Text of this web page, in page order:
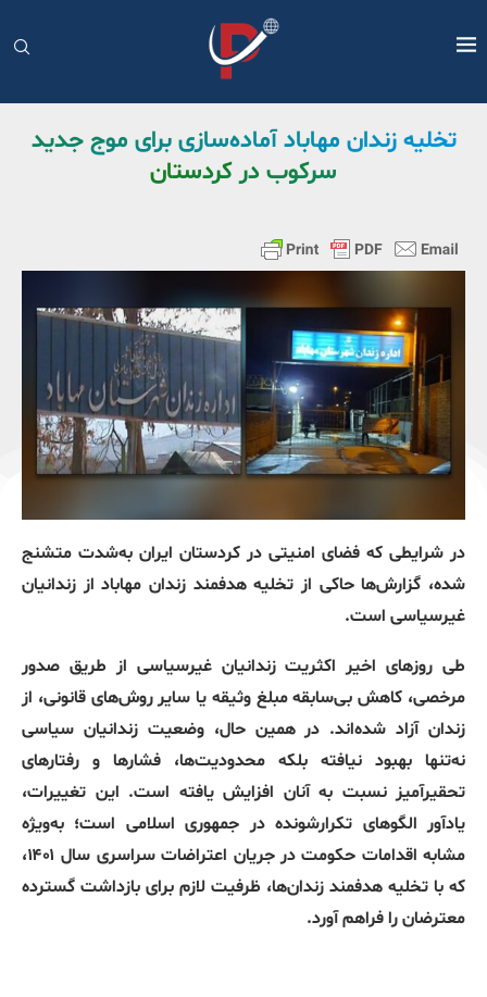
تخلیه زندان مهاباد آماده‌سازی برای موج جدید
سرکوب در کردستان
در شرایطی که فضای امنیتی در کردستان ایران به‌شدت متشنج
شده، گزارش‌ها حاکی از تخلیه هدفمند زندان مهاباد از زندانیان
غیرسیاسی است.
طی روزهای اخیر اکثریت زندانیان غیرسیاسی از طریق صدور
مرخصی، کاهش بی‌سابقه مبلغ وثیقه یا سایر روش‌های قانونی، از
زندان آزاد شده‌اند. در همین حال، وضعیت زندانیان سیاسی
نه‌تنها بهبود نیافته بلکه محدودیت‌ها، فشارها و رفتارهای
تحقیرآمیز نسبت به آنان افزایش یافته است. این تغییرات،
یادآور الگوهای تکرارشونده در جمهوری اسلامی است؛ به‌ویژه
مشابه اقدامات حکومت در جریان اعتراضات سراسری سال ۱۴۰۱،
که با تخلیه هدفمند زندان‌ها، ظرفیت لازم برای بازداشت گسترده
معترضان را فراهم آورد.